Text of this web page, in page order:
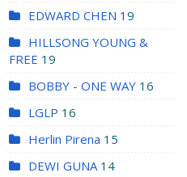
EDWARD CHEN 19
HILLSONG YOUNG &
FREE 19
BOBBY - ONE WAY 16
LGLP 16
Herlin Pirena 15
DEWI GUNA 14